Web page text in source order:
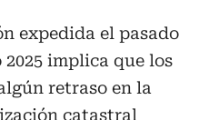
expedida el pasado
implica que los
retraso en la
catastral